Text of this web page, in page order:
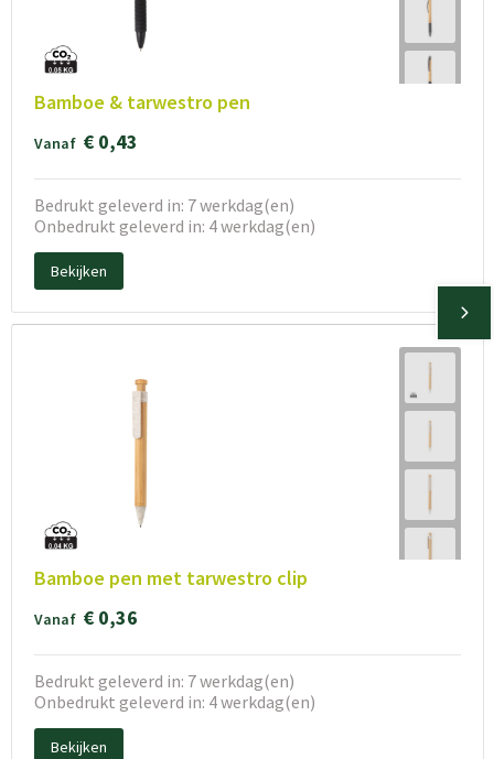
Bamboe & tarwestro pen
Vanaf € 0,43
Bedrukt geleverd in: 7 werkdag(en)
Onbedrukt geleverd in: 4 werkdag(en)
Bekijken
Bamboe pen met tarwestro clip
Vanaf € 0,36
Bedrukt geleverd in: 7 werkdag(en)
Onbedrukt geleverd in: 4 werkdag(en)
Bekijken